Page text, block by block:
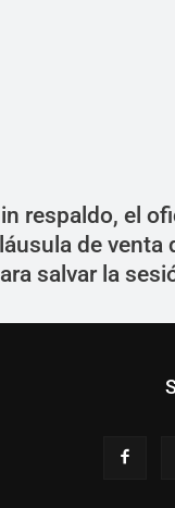
respaldo, el
de venta
salvar la